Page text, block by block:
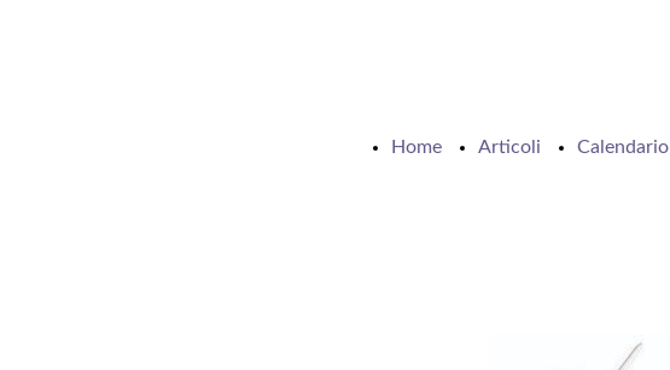
Home Articoli Calendario